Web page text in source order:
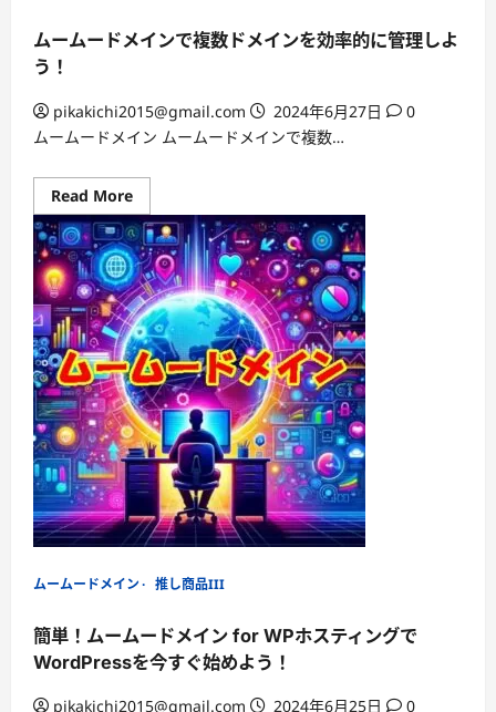
の
対
ムームードメインで複数ドメインを効率的に管理しよ
う！
pikakichi2015@gmail.com 2024年6月27日
0
ムームードメイン ムームードメインで複数…
Read MoreRead
more
about
ム
ー
ム
ー
ド
メ
イ
ン
で
複
数
ド
メ
イ
ン
を
効
的
に
管
し
ムームードメイン 推し商品III
簡単！ムームードメイン for WPホスティングで
WordPressを今すぐ始めよう！
pikakichi2015@gmail.com 2024年6月25日
0